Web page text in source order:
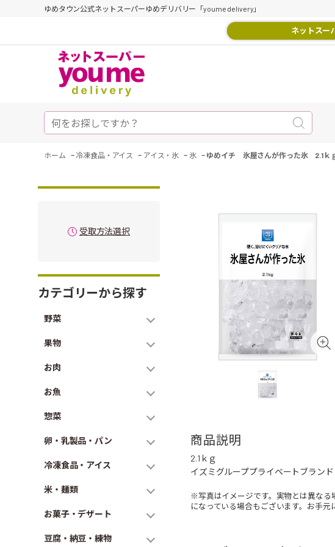
ゆめタウン公式ネットスーパーゆめデリバリー「youme delivery」
ネットスー
ホーム - 冷凍食品・アイス - アイス・氷 - 氷 - ゆめイチ 氷屋さんが作った氷 2.1ｋ
受取方法選択
カテゴリーから探す
野菜
果物
お肉
お魚
惣菜
卵・乳製品・パン
冷凍食品・アイス
米・麺類
お菓子・デザート
豆腐・納豆・練物
商品説明
2.1ｋｇ
イズミグループプライベートブラン
※写真はイメージです。実物とは異な
になっている場合もございます。お手元